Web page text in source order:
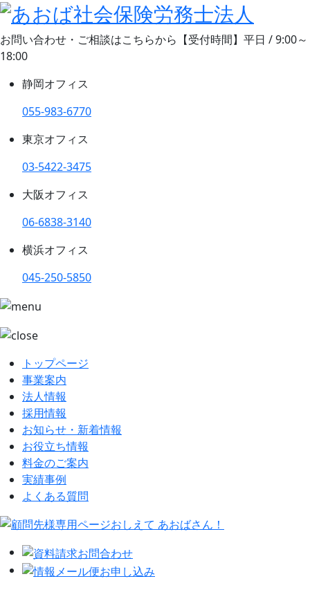
お問い合わせ・ご相談はこちらから 【受付時間】平日 / 9:00～
18:00
静岡オフィス
055-983-6770
東京オフィス
03-5422-3475
大阪オフィス
06-6838-3140
横浜オフィス
045-250-5850
トップページ
事業案内
法人情報
採用情報
お知らせ・新着情報
お役立ち情報
料金のご案内
実績事例
よくある質問